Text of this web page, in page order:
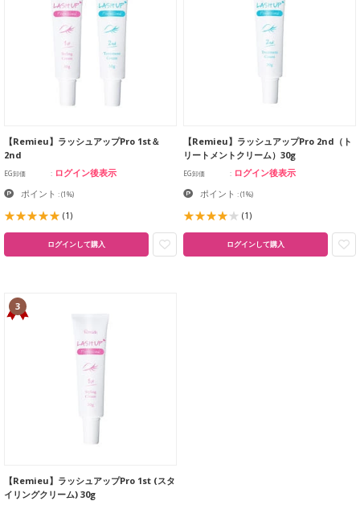
【Remieu】ラッシュアップPro 1st＆
2nd
EG卸価 ログイン後表示
ポイント :(1%)
(1)
ログインして購入
【Remieu】ラッシュアップPro 2nd（ト
リートメントクリーム）30g
EG卸価 ログイン後表示
ポイント :(1%)
(1)
ログインして購入
3
【Remieu】ラッシュアップPro 1st (スタ
イリングクリーム) 30g